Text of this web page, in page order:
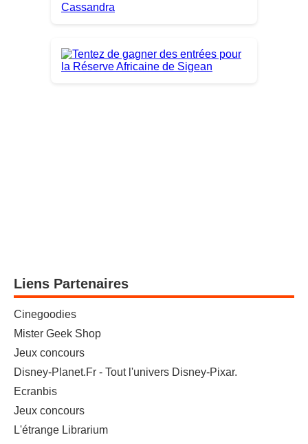
Liens Partenaires
Cinegoodies
Mister Geek Shop
Jeux concours
Disney-Planet.Fr - Tout l'univers Disney-Pixar.
Ecranbis
Jeux concours
L'étrange Librarium